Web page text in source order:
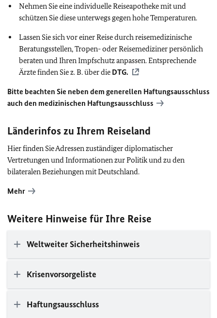
Nehmen Sie eine individuelle Reiseapotheke mit und
schützen Sie diese unterwegs gegen hohe Temperaturen.
Lassen Sie sich vor einer Reise durch reisemedizinische
Beratungsstellen, Tropen- oder Reisemediziner persönlich
beraten und Ihren Impfschutz anpassen. Entsprechende
Ärzte finden Sie z. B. über die DTG.
Bitte beachten Sie neben dem generellen Haftungsausschluss
auch den medizinischen Haftungsausschluss
Länderinfos zu Ihrem Reiseland
Hier finden Sie Adressen zuständiger diplomatischer
Vertretungen und Informationen zur Politik und zu den
bilateralen Beziehungen mit Deutschland.
Mehr
Weitere Hinweise für Ihre Reise
Weltweiter Sicherheitshinweis
Krisenvorsorgeliste
Haftungsausschluss